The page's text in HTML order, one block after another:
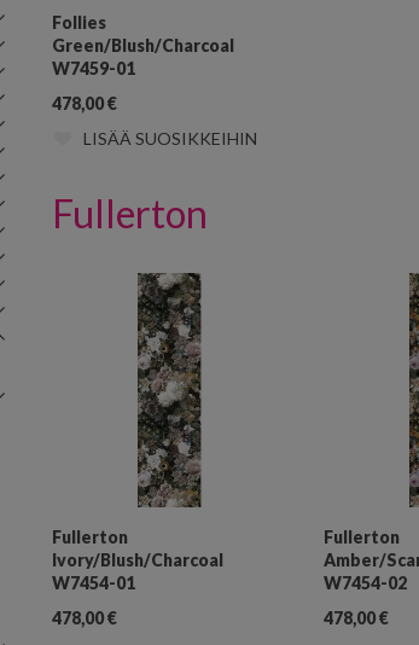
Follies
Green/Blush/Charcoal
W7459-01
478,00€
LISÄÄ SUOSIKKEIHIN
Fullerton
Fullerton
Ivory/Blush/Charcoal
W7454-01
478,00€
Fullerton
Amber/
W7454-02
478,00€